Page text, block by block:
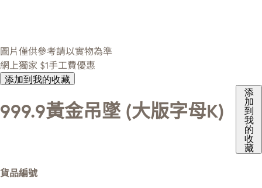
圖片僅供參考請以實物為準
網上獨家 $1手工費優惠
添加到我的收藏
999.9黃金吊墜 (大版字母K)
添
加
到
我
的
收
藏
貨品編號